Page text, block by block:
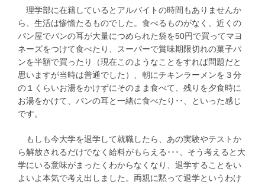
理学部に在籍しているとアルバイトの時間もありませんか
ら、生活は惨憺たるものでした。食べるものがなく、近くの
パン屋でパンの耳が大量につめられた袋を50円で買ってマヨ
ネーズをつけて食べたり、スーパーで賞味期限切れの菓子パ
ンを半額で買ったり（現在このようなことをすれば問題だと
思いますが当時は普通でした）、朝にチキンラーメンを３分
の１くらいお湯をかけずにそのまま食べて、残りを夕食時に
お湯をかけて、パンの耳と一緒に食べたり･･、といった感じ
です。
もしも今大学を退学して就職したら、あの実験やテストか
ら解放されるだけでなく給料がもらえる･･･、そう考えると大
学にいる意味がまったくわからなくなり、退学することをい
よいよ本気で考え出しました。両親に黙って退学というわけ